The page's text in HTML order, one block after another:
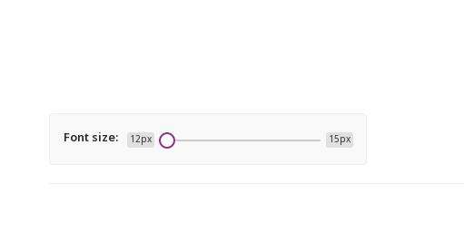
Font size: 12px 15px